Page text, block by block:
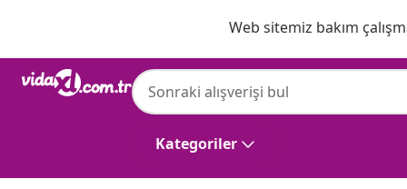
Web sitemiz bakım
Kategoriler